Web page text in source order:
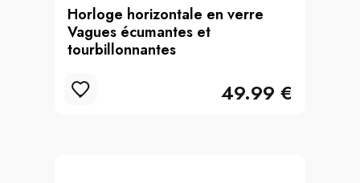
Horloge horizontale en verre
Vagues écumantes et
tourbillonnantes
49.99 €